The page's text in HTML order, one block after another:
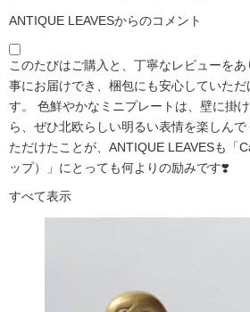
ANTIQUE LEAVESからのコメント
このたびはご購入と、丁寧なレビューを
事にお届けでき、梱包にも安心していた
す。 色鮮やかなミニプレートは、壁に掛
ら、ぜひ北欧らしい明るい表情を楽しん
ただけたことが、ANTIQUE LEAVESも「
ップ）」にとっても何よりの励みです❣️
すべて表示